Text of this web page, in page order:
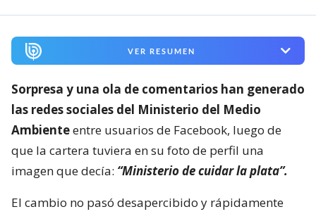
VER RESUMEN
Sorpresa y una ola de comentarios han generado
las redes sociales del Ministerio del Medio
Ambienteentre usuarios de Facebook, luego de
que la cartera tuviera en su foto de perfil una
imagen que decía: “Ministerio de cuidar la plata”.
El cambio no pasó desapercibido y rápidamente